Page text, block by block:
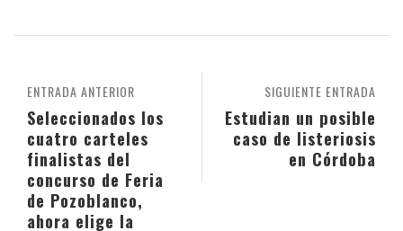
SIGUIENTE ENTRADA
Estudian un posible
caso de listeriosis
en Córdoba
ENTRADA ANTERIOR
Seleccionados los
cuatro carteles
finalistas del
concurso de Feria
de Pozoblanco,
ahora elige la